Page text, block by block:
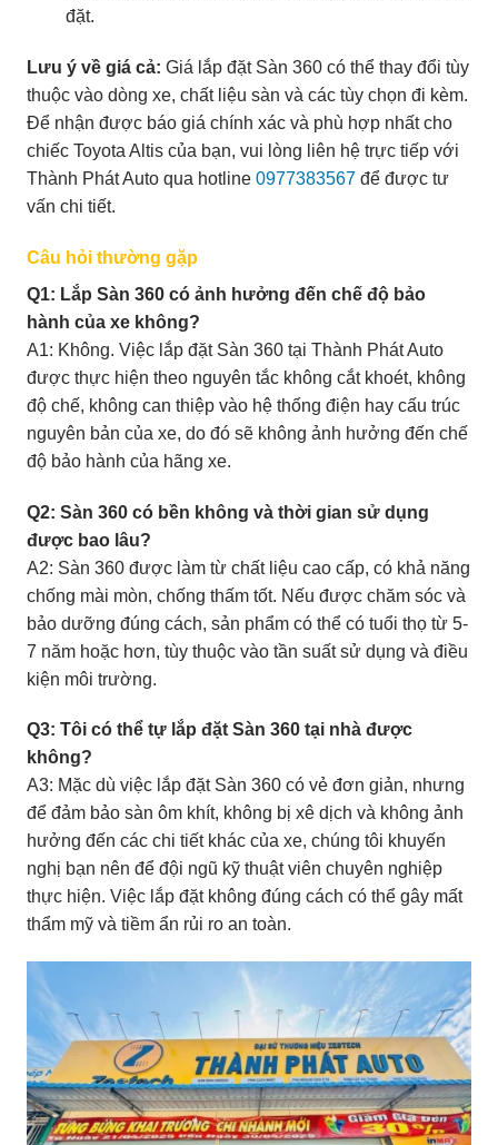
đặt.
Lưu ý về giá cả: Giá lắp đặt Sàn 360 có thể thay đổi tùy
thuộc vào dòng xe, chất liệu sàn và các tùy chọn đi kèm.
Để nhận được báo giá chính xác và phù hợp nhất cho
chiếc Toyota Altis của bạn, vui lòng liên hệ trực tiếp với
Thành Phát Auto qua hotline 0977383567 để được tư
vấn chi tiết.
Câu hỏi thường gặp
Q1: Lắp Sàn 360 có ảnh hưởng đến chế độ bảo
hành của xe không?
A1: Không. Việc lắp đặt Sàn 360 tại Thành Phát Auto
được thực hiện theo nguyên tắc không cắt khoét, không
độ chế, không can thiệp vào hệ thống điện hay cấu trúc
nguyên bản của xe, do đó sẽ không ảnh hưởng đến chế
độ bảo hành của hãng xe.
Q2: Sàn 360 có bền không và thời gian sử dụng
được bao lâu?
A2: Sàn 360 được làm từ chất liệu cao cấp, có khả năng
chống mài mòn, chống thấm tốt. Nếu được chăm sóc và
bảo dưỡng đúng cách, sản phẩm có thể có tuổi thọ từ 5-
7 năm hoặc hơn, tùy thuộc vào tần suất sử dụng và điều
kiện môi trường.
Q3: Tôi có thể tự lắp đặt Sàn 360 tại nhà được
không?
A3: Mặc dù việc lắp đặt Sàn 360 có vẻ đơn giản, nhưng
để đảm bảo sàn ôm khít, không bị xê dịch và không ảnh
hưởng đến các chi tiết khác của xe, chúng tôi khuyến
nghị bạn nên để đội ngũ kỹ thuật viên chuyên nghiệp
thực hiện. Việc lắp đặt không đúng cách có thể gây mất
thẩm mỹ và tiềm ẩn rủi ro an toàn.